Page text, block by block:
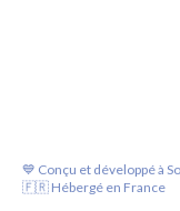
💙 Conçu et développé à
🇫🇷 Hébergé en France